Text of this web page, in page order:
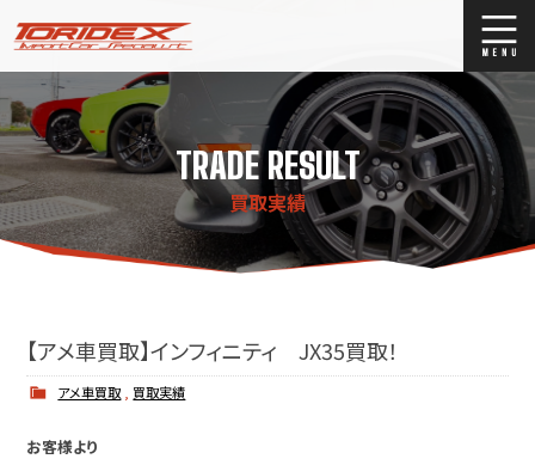
ブログ
Stock list
ストックリスト
買取
TRADE RESULT
買取実績
【アメ車買取】インフィニティ JX35買取！
アメ車買取 買取実績
お客様より